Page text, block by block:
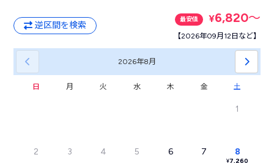
逆区間を検索
最安値 ¥6,820〜
【2026年09月12日など】
2026年8月
日 月 火 水 木 金 土
1
2 3 4 5 6 7 8
¥7,260